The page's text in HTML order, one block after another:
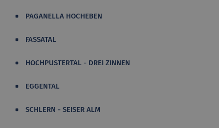
PAGANELLA HOCHEBEN
FASSATAL
HOCHPUSTERTAL - DREI ZINNEN
EGGENTAL
SCHLERN - SEISER ALM